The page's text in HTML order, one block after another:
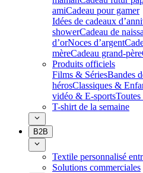
amiCadeau pour gamer
Idées de cadeaux
showerCadeau de
d’orNoces d’argent
mèreCadeau grand-père
Produits officiels
Films & SériesBandes
hérosClassiques &
vidéo & E-sportsToutes
T-shirt de la semaine
B2B
Textile personnalisé
Solutions commerciales